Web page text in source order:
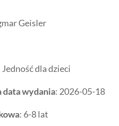
Geisler
Jedność dla dzieci
data wydania: 2026-05-18
: 6-8 lat